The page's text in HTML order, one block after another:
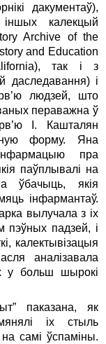
дакументаў),
калекцый
Archive of the
and Education
так і з
даследавання) і
людзей, што
пераважна ў
І. Кашталян
форму. Яна
пра
паўплывалі на
ўбачыць, якія
інфармантаў.
вылучала з іх
пэўных падзей, і
калектывізацыя
аналізавала
у больш шырокі
паказана, як
іх стыль
самі ўспаміны.